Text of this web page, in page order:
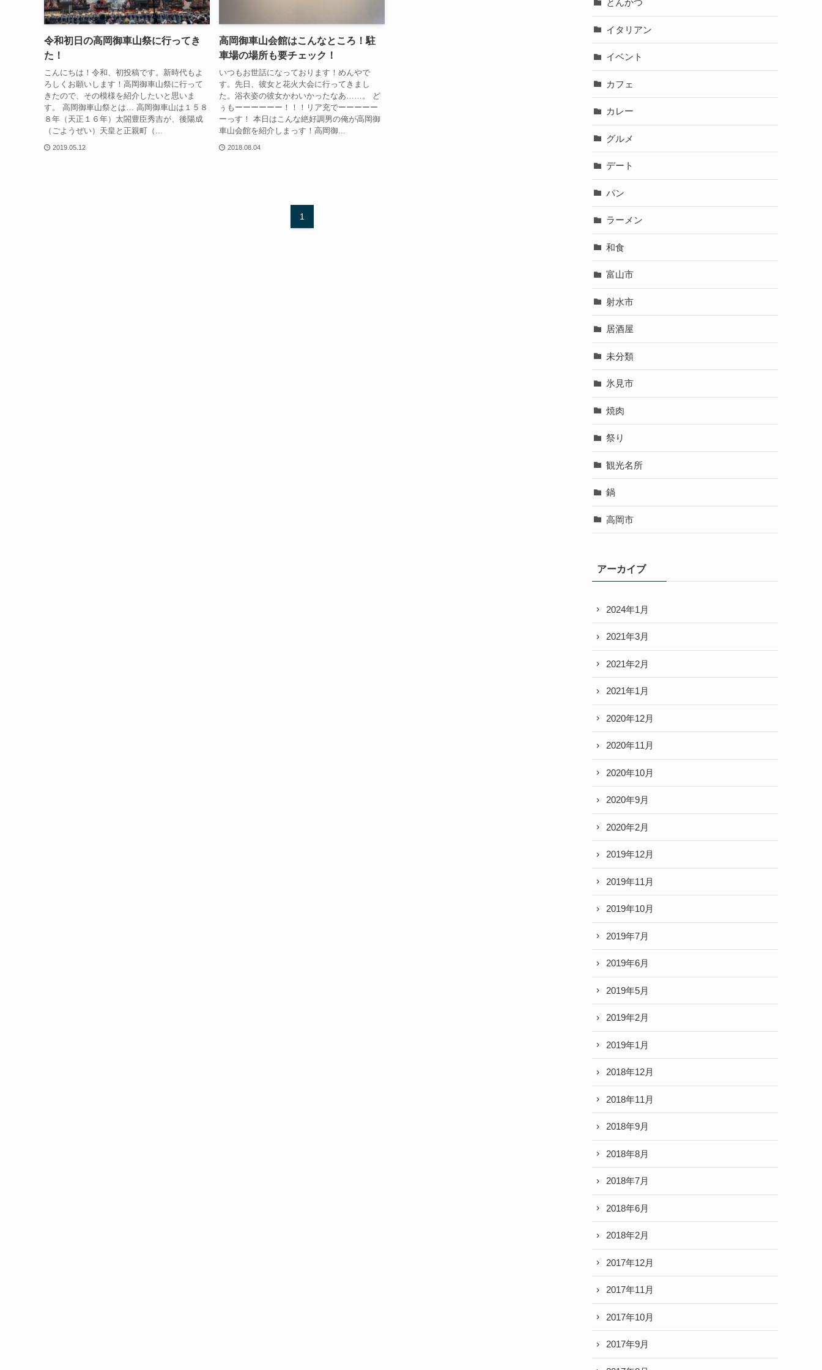
令和初日の高岡御車山祭に行ってき
た！
こんにちは！令和、初投稿です。新時代もよ
ろしくお願いします！高岡御車山祭に行って
きたので、その模様を紹介したいと思いま
す。 高岡御車山祭とは… 高岡御車山は１５８
８年（天正１６年）太閤豊臣秀吉が、後陽成
（ごようぜい）天皇と正親町（...
2019.05.12
高岡御車山会館はこんなところ！駐
車場の場所も要チェック！
いつもお世話になっております！めんやで
す。先日、彼女と花火大会に行ってきまし
た。浴衣姿の彼女かわいかったなあ……。 ど
ぅもーーーーーー！！！リア充でーーーーー
ーっす！ 本日はこんな絶好調男の俺が高岡御
車山会館を紹介しまっす！高岡御...
2018.08.04
1
とんかつ
イタリアン
イベント
カフェ
カレー
グルメ
デート
パン
ラーメン
和食
富山市
射水市
居酒屋
未分類
氷見市
焼肉
祭り
観光名所
鍋
高岡市
アーカイブ
2024年1月
2021年3月
2021年2月
2021年1月
2020年12月
2020年11月
2020年10月
2020年9月
2020年2月
2019年12月
2019年11月
2019年10月
2019年7月
2019年6月
2019年5月
2019年2月
2019年1月
2018年12月
2018年11月
2018年9月
2018年8月
2018年7月
2018年6月
2018年2月
2017年12月
2017年11月
2017年10月
2017年9月